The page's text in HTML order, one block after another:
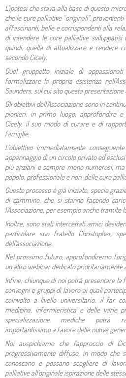
L’ipotesi che stava alla base di questo
che le cure palliative “originali”,
affascinanti, belle e corrispondenti alla
di intendere le cure palliative
quindi, quella di attualizzaree rendere
secondo Cicely.
Quel gruppetto iniziale di
formalizzare la propria esistenza
Saunders, sul cui sito questa presentazione
Gli obiettivi dell’Associazione sono in
pionieri: in primo luogo, approfondire e
Cicely, il suo modo di curare e di
famiglie.
L’obiettivo immediatamente
appannaggio di un circolo privato ed
più anziani e sempre meno numerosi,
popolo, professionale e non, delle cure
Questo processo è già iniziato, specie
di cammino, che si stanno facendo
l’Associazione, per esempio anche tramite
Inoltre, sono stati intercettati amici
particolare suo fratello Christopher,
dell’associazione.
Nel prossimo futuro, approfondiremo
un altro webinar dedicato prioritariamente
Infine, chiunque di noi potrà presentare la
convegni e gruppi di lavoro ai quali
coinvolto a livello universitario, il far
medicina, infermieristica e delle varie
specializzazione mediche potrà
importantissimo a favore delle nuove
Noi auspichiamo che l’approccio di
progressivamente diffuso, in modo che
conoscano e possano scegliere di
palliative all’originale ispirazione delle